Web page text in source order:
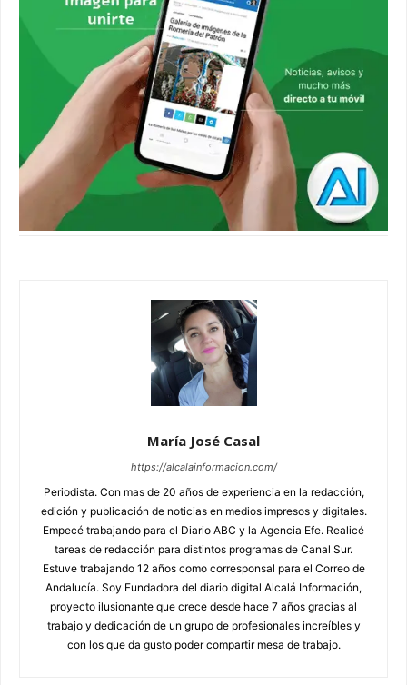
María José Casal
https://alcalainformacion.com/
Periodista. Con mas de 20 años de experiencia en la redacción,
edición y publicación de noticias en medios impresos y digitales.
Empecé trabajando para el Diario ABC y la Agencia Efe. Realicé
tareas de redacción para distintos programas de Canal Sur.
Estuve trabajando 12 años como corresponsal para el Correo de
Andalucía. Soy Fundadora del diario digital Alcalá Información,
proyecto ilusionante que crece desde hace 7 años gracias al
trabajo y dedicación de un grupo de profesionales increíbles y
con los que da gusto poder compartir mesa de trabajo.